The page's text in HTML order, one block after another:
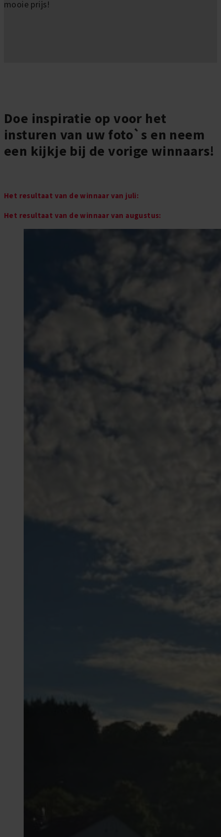
mooie prijs!
Doe inspiratie op voor het
insturen van uw foto`s en neem
een kijkje bij de vorige winnaars!
Het resultaat van de winnaar van juli:
Het resultaat van de winnaar van augustus: